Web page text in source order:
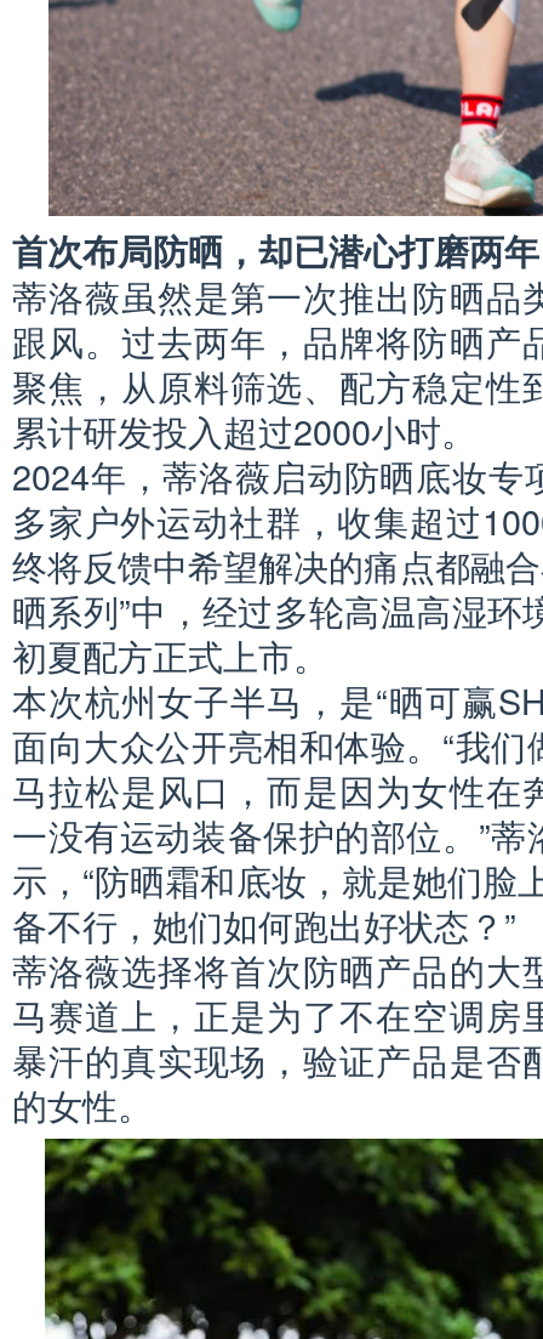
首次布局防晒，却已潜心打磨两年
蒂洛薇虽然是第一次推出防晒品
跟风。过去两年，品牌将防晒产
聚焦，从原料筛选、配方稳定性
累计研发投入超过2000小时。
2024年，蒂洛薇启动防晒底妆专
多家户外运动社群，收集超过
终将反馈中希望解决的痛点都融
晒系列”中，经过多轮高温高湿环
初夏配方正式上市。
本次杭州女子半马，是“晒可赢
面向大众公开亮相和体验。“我
马拉松是风口，而是因为女性在
一没有运动装备保护的部位。”
示，“防晒霜和底妆，就是她们脸
备不行，她们如何跑出好状态？”
蒂洛薇选择将首次防晒产品的大
马赛道上，正是为了不在空调房
暴汗的真实现场，验证产品是否
的女性。